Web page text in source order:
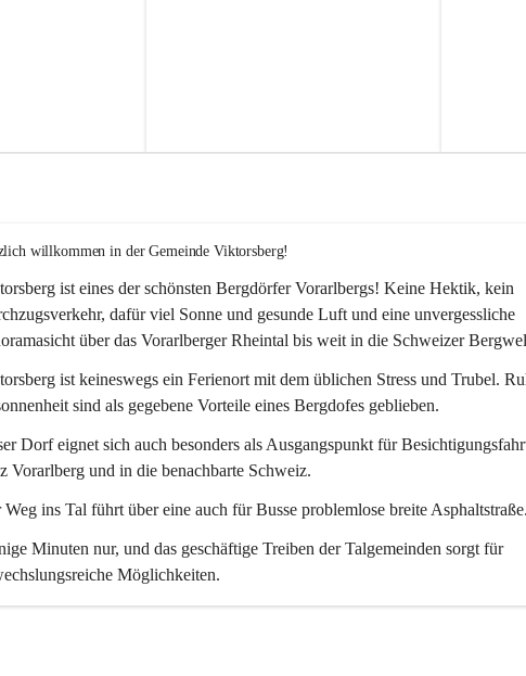
willkommen in der Gemeinde Viktorsberg!
ist eines der schönsten Bergdörfer Vorarlbergs! Keine Hektik, kein
dafür viel Sonne und gesunde Luft und eine unvergessliche
über das Vorarlberger Rheintal bis weit in die Schweizer
ist keineswegs ein Ferienort mit dem üblichen Stress und Trubel.
sind als gegebene Vorteile eines Bergdofes geblieben.
Dorf eignet sich auch besonders als Ausgangspunkt für
Vorarlberg und in die benachbarte Schweiz.
Weg ins Tal führt über eine auch für Busse problemlose breite
Minuten nur, und das geschäftige Treiben der Talgemeinden sorgt für
Möglichkeiten.